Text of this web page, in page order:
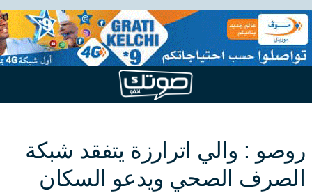
روصو : والي اترارزة يتفقد شبكة
الصرف الصحي ويدعو السكان